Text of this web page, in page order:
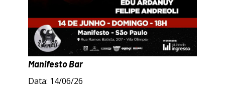
Manifesto Bar
Data: 14/06/26